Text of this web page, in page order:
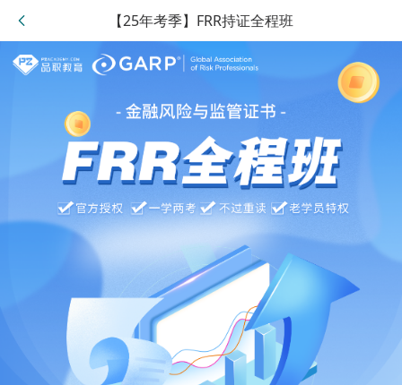
【25年考季】FRR持证全程班